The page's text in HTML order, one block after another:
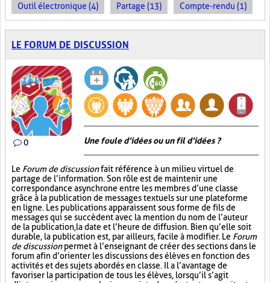
Outil électronique (4) Partage (13) Compte-rendu (1)
LE FORUM DE DISCUSSION
0 Une foule d’idées ou un fil d’idées ?
Le Forum de discussionfait référence à un milieu virtuel de
partage de l’information. Son rôle est de maintenir une
correspondance asynchrone entre les membres d’une classe
grâce à la publication de messages textuels sur une plateforme
en ligne. Les publications apparaissent sous forme de fils de
messages qui se succèdent avec la mention du nom de l’auteur
de la publication, la date et l’heure de diffusion. Bien qu’elle soit
durable, la publication est, par ailleurs, facile à modifier. Le Forum
de discussionpermet à l’enseignant de créer des sections dans le
forum afin d’orienter les discussions des élèves en fonction des
activités et des sujets abordés en classe. Il a l’avantage de
favoriser la participation de tous les élèves, lorsqu’il s’agit